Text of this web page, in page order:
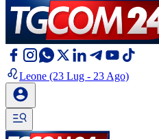
Leone (23 Lug - 23 Ago)